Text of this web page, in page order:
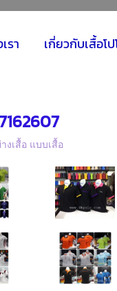
รา เกี่ยวกับเสื้อโป
งเสื้อ แบบเสื้อ